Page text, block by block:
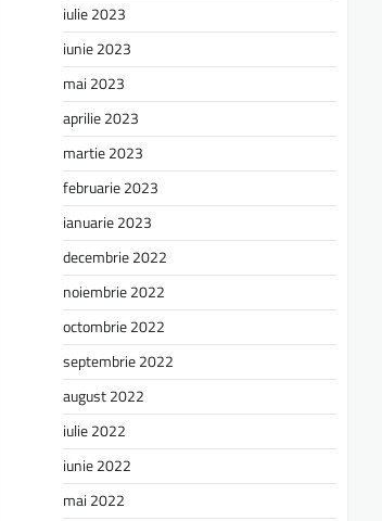
iulie 2023
iunie 2023
mai 2023
aprilie 2023
martie 2023
februarie 2023
ianuarie 2023
decembrie 2022
noiembrie 2022
octombrie 2022
septembrie 2022
august 2022
iulie 2022
iunie 2022
mai 2022